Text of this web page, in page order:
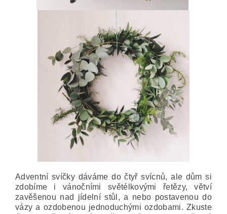
Adventní svíčky dáváme do čtyř svícnů, ale dům si
zdobíme i vánočními světélkovými řetězy, větví
zavěšenou nad jídelní stůl, a nebo postavenou do
vázy a ozdobenou jednoduchými ozdobami. Zkuste